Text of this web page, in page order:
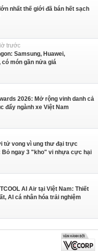
nhất thế giới đã bán hết sạch
trước
Samsung, Huawei,
có món gần nửa giá
2026: Mở rộng vinh danh cả
đẩy ngành xe Việt Nam
tử vong vì ung thư đại trực
Bỏ ngay 3 "kho" vi nhựa cực hại
AI Air tại Việt Nam: Thiết
AI cá nhân hóa trải nghiệm